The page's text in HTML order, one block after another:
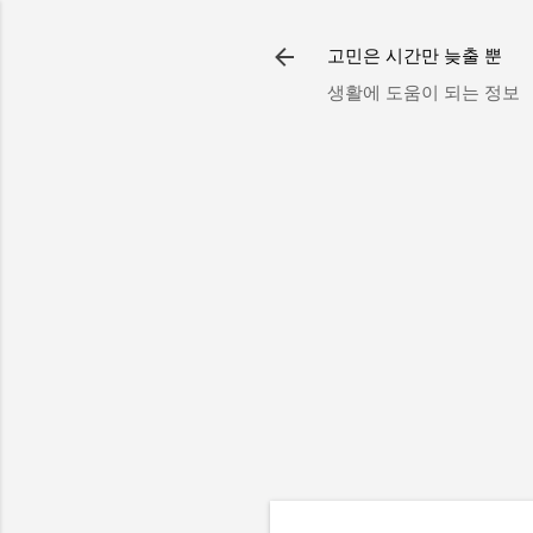
고민은 시간만 늦출 뿐
생활에 도움이 되는 정보